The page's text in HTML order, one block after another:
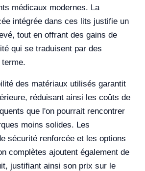
médicaux modernes. La
intégrée dans ces lits justifie un
tout en offrant des gains de
qui se traduisent par des
des matériaux utilisés garantit
réduisant ainsi les coûts de
que l'on pourrait rencontrer
moins solides. Les
sécurité renforcée et les options
complètes ajoutent également de
justifiant ainsi son prix sur le